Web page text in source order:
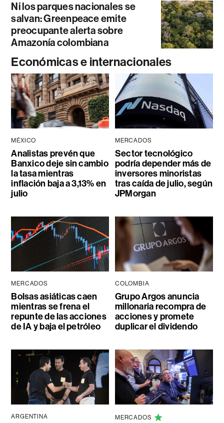
Ni los parques nacionales se
salvan: Greenpeace emite
preocupante alerta sobre
Amazonía colombiana
Económicas e internacionales
MÉXICO
Analistas prevén que
Banxico deje sin cambio
la tasa mientras
inflación baja a 3,13% en
julio
MERCADOS
Sector tecnológico
podría depender más de
inversores minoristas
tras caída de julio, según
JPMorgan
MERCADOS
Bolsas asiáticas caen
mientras se frena el
repunte de las acciones
de IA y baja el petróleo
COLOMBIA
Grupo Argos anuncia
millonaria recompra de
acciones y promete
duplicar el dividendo
ARGENTINA MERCADOS